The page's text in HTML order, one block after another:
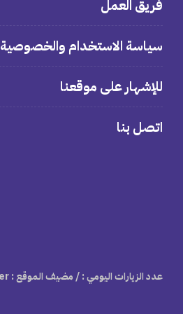
فريق العمل
سياسة الاستخدام والخصوصية
للإشهار على موقعنا
اتصل بنا
عدد الزيارات اليومي :/ مضيف الموقع : Hostinger